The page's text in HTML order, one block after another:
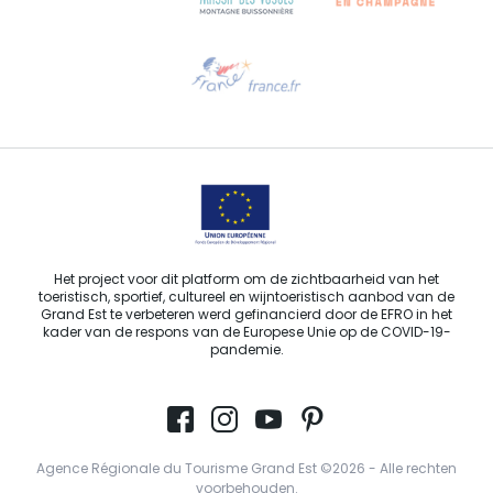
Stuur ons een e-mail
Het project voor dit platform om de zichtbaarheid van het
toeristisch, sportief, cultureel en wijntoeristisch aanbod van de
Grand Est te verbeteren werd gefinancierd door de EFRO in het
kader van de respons van de Europese Unie op de COVID-19-
pandemie.
Agence Régionale du Tourisme Grand Est ©2026 - Alle rechten